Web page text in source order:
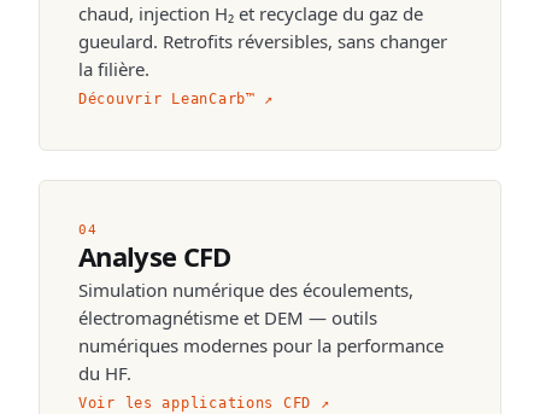
chaud, injection H₂ et recyclage du gaz de
gueulard. Retrofits réversibles, sans changer
la filière.
Découvrir LeanCarb™ ↗
04
Analyse CFD
Simulation numérique des écoulements,
électromagnétisme et DEM — outils
numériques modernes pour la performance
du HF.
Voir les applications CFD ↗